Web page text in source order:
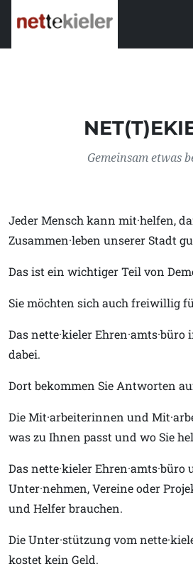
LEICHTE
Gemeinsam etwas
Jeder Mensch kann mit·helfen,
Zusammen·leben unserer Stadt
Das ist ein wichtiger Teil von
Sie möchten sich auch freiwillig
Das nette·kieler
dabei.
Dort bekommen Sie Antworten
Die Mit·arbeiterinnen und
was zu Ihnen passt und wo Sie
Das nette·kieler Ehren·amts·büro
Unter·nehmen, Vereine oder
und Helfer brauchen.
Die Unter·stützung vom
kostet kein Geld.